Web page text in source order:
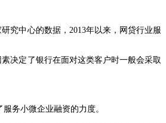
究中心的数据，2013年以来，网贷行业服
决定了银行在面对这类客户时一般会采取
务小微企业融资的力度。